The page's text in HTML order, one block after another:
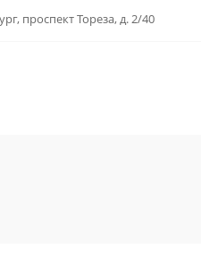
проспект Тореза, д. 2/40